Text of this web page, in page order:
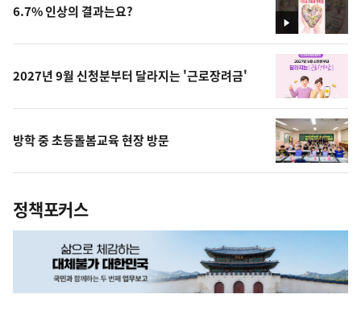
영
상
6.7% 인상의 결과는요?
2027년 9월 신청분부터 달라지는 '근로장려금'
방학 중 초등돌봄교육 현장 방문
정책포커스